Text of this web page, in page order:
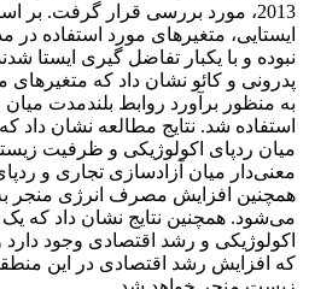
2013، مورد بررسی قرار گرفت. بر
ایستایی، متغیرهای مورد استفاده
نبوده و با یکبار تفاضل گیری ایستا
پدرونی و کائو نشان داد که
استفاده شد. نتایج مطالعه نشان داد
میان ردپای اکولوژیکی و ظرفیت
معنی‌دار میان آزادسازی تجاری و
همچنین افزایش مصرف انرژی منجر
اکولوژیکی و رشد اقتصادی وجود
که افزایش رشد اقتصادی در این